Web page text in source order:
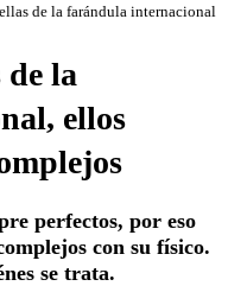
de la farándula
de la
ellos
perfectos, por eso
con su físico.
se trata.